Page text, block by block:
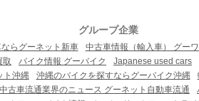
グループ企業
ならグーネット新車 中古車情報（輸入車） グー
取
バイク情報 グーバイク Japanese used cars
ト沖縄
沖縄のバイクを探すならグーバイク沖縄
中古車流通業界のニュース グーネット自動車流通